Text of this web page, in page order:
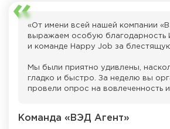
коллектива возможность быть
благодарим вас за инструмент,
этот диалог эффективным и
«От имени всей нашей компании
выражаем особую благодарность
и команде Happy Job за
Мы были приятно удивлены,
гладко и быстро. За неделю вы
провели опрос на вовлеченность
доступы к платформе и понятную
быстрый отклик и слаженность
Команда «ВЭД Агент»